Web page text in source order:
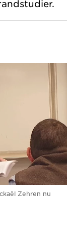
Zehren nu